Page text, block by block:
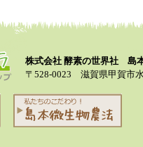
株式会社 酵素の世界社 島
〒528-0023 滋賀県甲賀市